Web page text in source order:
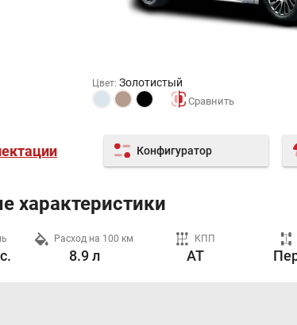
Цвет: Золотистый
Конфигуратор
характеристики
Расход на 100 км
8.9 л
КПП
AT